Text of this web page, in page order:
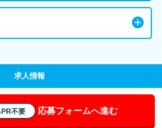
求人情報
不要 応募フォームへ進む